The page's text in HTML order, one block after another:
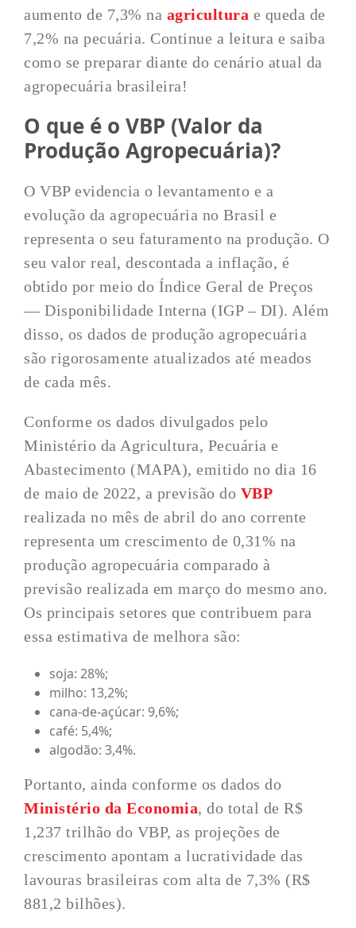
aumento de 7,3% na agricultura e queda de
7,2% na pecuária. Continue a leitura e saiba
como se preparar diante do cenário atual da
agropecuária brasileira!
O que é o VBP (Valor da
Produção Agropecuária)?
O VBP evidencia o levantamento e a
evolução da agropecuária no Brasil e
representa o seu faturamento na produção. O
seu valor real, descontada a inflação, é
obtido por meio do Índice Geral de Preços
— Disponibilidade Interna (IGP – DI). Além
disso, os dados de produção agropecuária
são rigorosamente atualizados até meados
de cada mês.
Conforme os dados divulgados pelo
Ministério da Agricultura, Pecuária e
Abastecimento (MAPA), emitido no dia 16
de maio de 2022, a previsão do VBP
realizada no mês de abril do ano corrente
representa um crescimento de 0,31% na
produção agropecuária comparado à
previsão realizada em março do mesmo ano.
Os principais setores que contribuem para
essa estimativa de melhora são:
soja: 28%;
milho: 13,2%;
cana-de-açúcar: 9,6%;
café: 5,4%;
algodão: 3,4%.
Portanto, ainda conforme os dados do
Ministério da Economia, do total de R$
1,237 trilhão do VBP, as projeções de
crescimento apontam a lucratividade das
lavouras brasileiras com alta de 7,3% (R$
881,2 bilhões).